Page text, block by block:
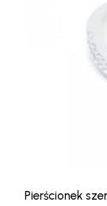
Pierścionek